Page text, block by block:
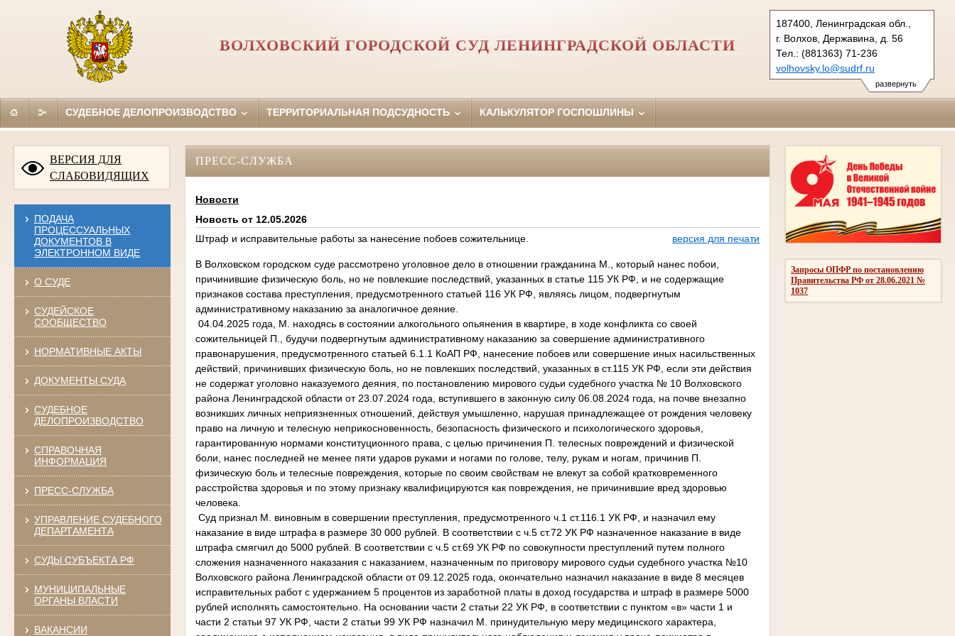
развернуть
187400, Ленинградская обл.,
г. Волхов, Державина, д. 56
Тел.: (881363) 71-236
volhovsky.lo@sudrf.ru
ВОЛХОВСКИЙ ГОРОДСКОЙ СУД ЛЕНИНГРАДСКОЙ ОБЛАСТИ
СУДЕБНОЕ ДЕЛОПРОИЗВОДСТВО ТЕРРИТОРИАЛЬНАЯ ПОДСУДНОСТЬ КАЛЬКУЛЯТОР ГОСПОШЛИНЫ
ВЕРСИЯ ДЛЯ
СЛАБОВИДЯЩИХ
ПОДАЧА
ПРОЦЕССУАЛЬНЫХ
ДОКУМЕНТОВ В
ЭЛЕКТРОННОМ ВИДЕ
О СУДЕ
СУДЕЙСКОЕ
СООБЩЕСТВО
НОРМАТИВНЫЕ АКТЫ
ДОКУМЕНТЫ СУДА
СУДЕБНОЕ
ДЕЛОПРОИЗВОДСТВО
СПРАВОЧНАЯ
ИНФОРМАЦИЯ
ПРЕСС-СЛУЖБА
УПРАВЛЕНИЕ СУДЕБНОГО
ДЕПАРТАМЕНТА
СУДЫ СУБЪЕКТА РФ
МУНИЦИПАЛЬНЫЕ
ОРГАНЫ ВЛАСТИ
ВАКАНСИИ
Запросы ОПФР по постановлению
Правительства РФ от 28.06.2021 №
1037
ПРЕСС-СЛУЖБА
Новости
Новость от 12.05.2026
Штраф и исправительные работы за нанесение побоев сожительнице.
версия для печати
В Волховском городском суде рассмотрено уголовное дело в отношении гражданина М., который нанес побои,
причинившие физическую боль, но не повлекшие последствий, указанных в статье 115 УК РФ, и не содержащие
признаков состава преступления, предусмотренного статьей 116 УК РФ, являясь лицом, подвергнутым
административному наказанию за аналогичное деяние.
04.04.2025 года, М. находясь в состоянии алкогольного опьянения в квартире, в ходе конфликта со своей
сожительницей П., будучи подвергнутым административному наказанию за совершение административного
правонарушения, предусмотренного статьей 6.1.1 КоАП РФ, нанесение побоев или совершение иных насильственных
действий, причинивших физическую боль, но не повлекших последствий, указанных в ст.115 УК РФ, если эти действия
не содержат уголовно наказуемого деяния, по постановлению мирового судьи судебного участка № 10 Волховского
района Ленинградской области от 23.07.2024 года, вступившего в законную силу 06.08.2024 года, на почве внезапно
возникших личных неприязненных отношений, действуя умышленно, нарушая принадлежащее от рождения человеку
право на личную и телесную неприкосновенность, безопасность физического и психологического здоровья,
гарантированную нормами конституционного права, с целью причинения П. телесных повреждений и физической
боли, нанес последней не менее пяти ударов руками и ногами по голове, телу, рукам и ногам, причинив П.
физическую боль и телесные повреждения, которые по своим свойствам не влекут за собой кратковременного
расстройства здоровья и по этому признаку квалифицируются как повреждения, не причинившие вред здоровью
человека.
Суд признал М. виновным в совершении преступления, предусмотренного ч.1 ст.116.1 УК РФ, и назначил ему
наказание в виде штрафа в размере 30 000 рублей. В соответствии с ч.5 ст.72 УК РФ назначенное наказание в виде
штрафа смягчил до 5000 рублей. В соответствии с ч.5 ст.69 УК РФ по совокупности преступлений путем полного
сложения назначенного наказания с наказанием, назначенным по приговору мирового судьи судебного участка №10
Волховского района Ленинградской области от 09.12.2025 года, окончательно назначил наказание в виде 8 месяцев
исправительных работ с удержанием 5 процентов из заработной платы в доход государства и штраф в размере 5000
рублей исполнять самостоятельно. На основании части 2 статьи 22 УК РФ, в соответствии с пунктом «в» части 1 и
части 2 статьи 97 УК РФ, части 2 статьи 99 УК РФ назначил М. принудительную меру медицинского характера,